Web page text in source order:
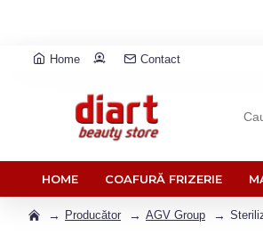
Home Contact
HOME COAFURĂ FRIZERIE
Producător AGV Group